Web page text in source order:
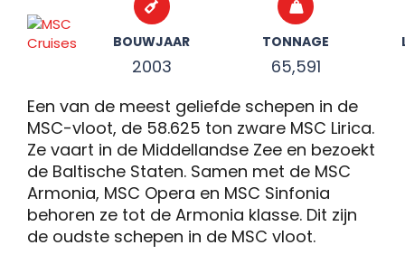
BOUWJAAR
2003
TONNAGE
65,591
Een van de meest geliefde schepen in de
MSC-vloot, de 58.625 ton zware MSC Lirica.
Ze vaart in de Middellandse Zee en bezoekt
de Baltische Staten. Samen met de MSC
Armonia, MSC Opera en MSC Sinfonia
behoren ze tot de Armonia klasse. Dit zijn
de oudste schepen in de MSC vloot.